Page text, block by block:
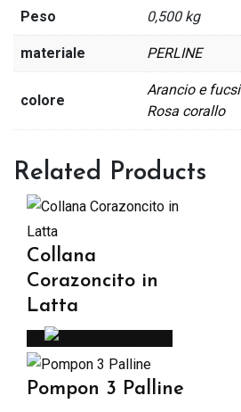
Peso 0,500 kg
materiale PERLINE
colore
Arancio e
Rosa corallo
Related Products
Collana
Corazoncito in
Latta
Pompon 3 Palline